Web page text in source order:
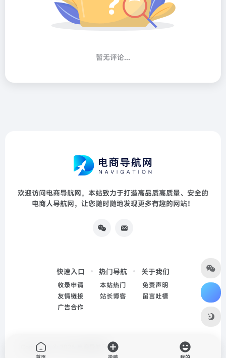
暂无评论...
欢迎访问电商导航网，本站致力于打造高品质高质量、安全的
电商人导航网，让您随时随地发现更多有趣的网站！
快速入口
收录申请
友情链接
广告合作
热门导航
本站热门
站长博客
关于我们
免责声明
留言吐槽
Copyright © 2026